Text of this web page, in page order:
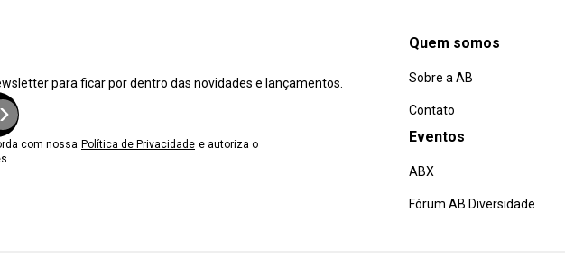
para ficar por dentro das novidades e lançamentos.
com nossa Política de Privacidade e autoriza o
Quem somos
Sobre a AB
Contato
Eventos
ABX
Fórum AB Diversidade